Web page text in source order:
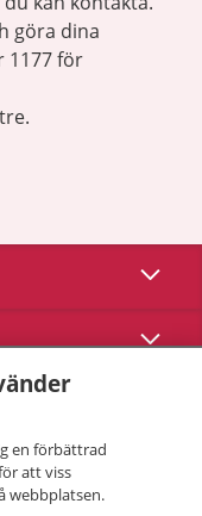
göra dina
1177 för
Visa
Visa
en förbättrad
att viss
webbplatsen.